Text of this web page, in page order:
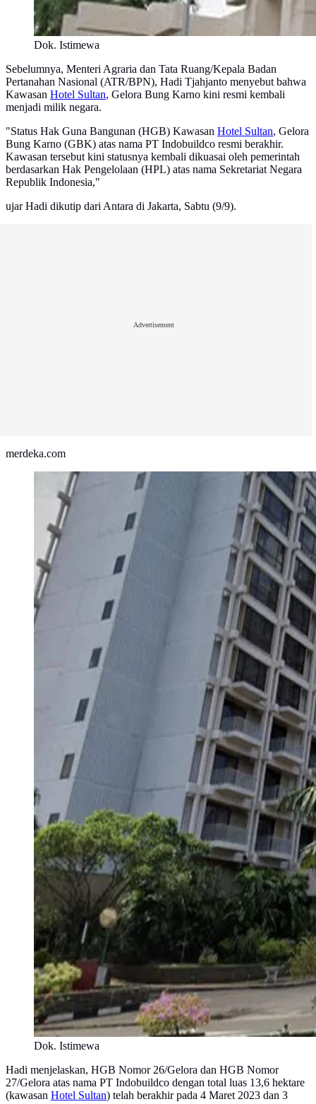
Dok. Istimewa
Sebelumnya, Menteri Agraria dan Tata Ruang/Kepala Badan
Pertanahan Nasional (ATR/BPN), Hadi Tjahjanto menyebut bahwa
Kawasan Hotel Sultan, Gelora Bung Karno kini resmi kembali
menjadi milik negara.
"Status Hak Guna Bangunan (HGB) Kawasan Hotel Sultan, Gelora
Bung Karno (GBK) atas nama PT Indobuildco resmi berakhir.
Kawasan tersebut kini statusnya kembali dikuasai oleh pemerintah
berdasarkan Hak Pengelolaan (HPL) atas nama Sekretariat Negara
Republik Indonesia,"
ujar Hadi dikutip dari Antara di Jakarta, Sabtu (9/9).
Advertisement
merdeka.com
Dok. Istimewa
Hadi menjelaskan, HGB Nomor 26/Gelora dan HGB Nomor
27/Gelora atas nama PT Indobuildco dengan total luas 13,6 hektare
(kawasan Hotel Sultan) telah berakhir pada 4 Maret 2023 dan 3